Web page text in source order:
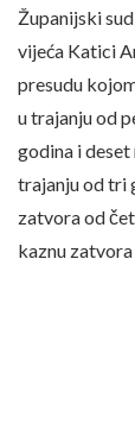
Županijski
vijeća Katici
presudu
u trajanju od
godina i
trajanju od tri
zatvora od
kaznu